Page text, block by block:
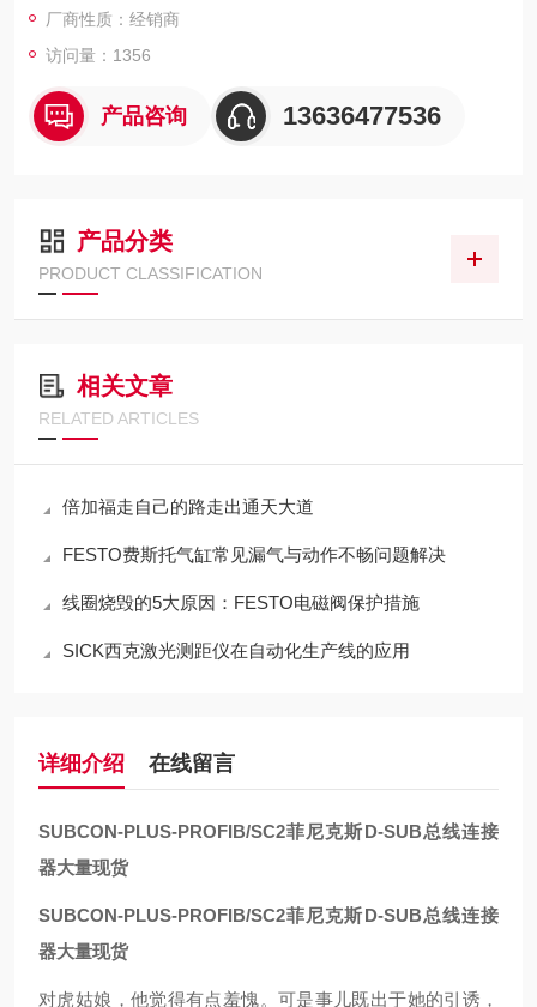
厂商性质：经销商
访问量：1356
产品咨询 13636477536
产品分类
PRODUCT CLASSIFICATION
相关文章
RELATED ARTICLES
倍加福走自己的路走出通天大道
FESTO费斯托气缸常见漏气与动作不畅问题解决
线圈烧毁的5大原因：FESTO电磁阀保护措施
SICK西克激光测距仪在自动化生产线的应用
详细介绍 在线留言
SUBCON-PLUS-PROFIB/SC2菲尼克斯D-SUB总线连接
器大量现货
SUBCON-PLUS-PROFIB/SC2菲尼克斯D-SUB总线连接
器大量现货
对虎姑娘，他觉得有点羞愧。可是事儿既出于她的引诱，